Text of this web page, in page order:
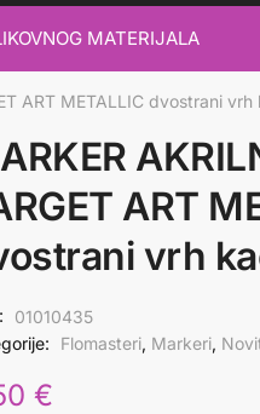
MATERIJALA
ART METALLIC dvostrani vrh
ART
vrh
01010435
Flomasteri, Markeri,
€